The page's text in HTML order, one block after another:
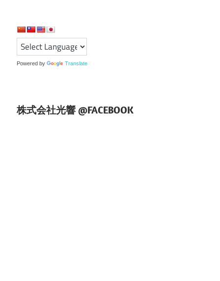
シ
ョ
ン
Powered by Translate
株式会社光響 @FACEBOOK